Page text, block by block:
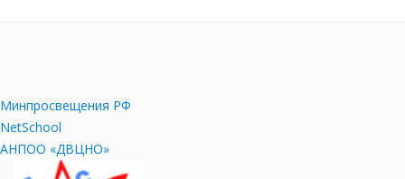
Минпросвещения РФ
NetSchool
АНПОО «ДВЦНО»